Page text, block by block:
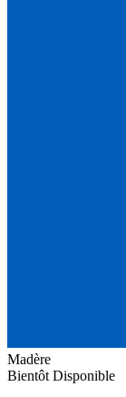
Madère
Bientôt Disponible